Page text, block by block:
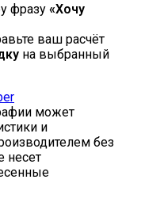
фразу «Хочу
ваш расчёт
на выбранный
может
и
без
несет